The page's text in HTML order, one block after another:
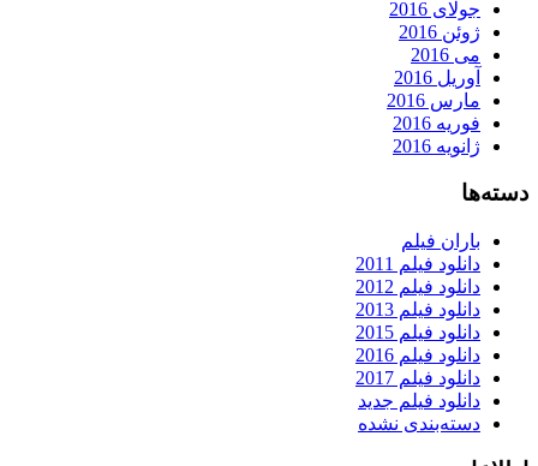
جولای 2016
ژوئن 2016
می 2016
آوریل 2016
مارس 2016
فوریه 2016
ژانویه 2016
دسته‌ها
باران فیلم
دانلود فیلم 2011
دانلود فیلم 2012
دانلود فیلم 2013
دانلود فیلم 2015
دانلود فیلم 2016
دانلود فیلم 2017
دانلود فیلم جدید
دسته‌بندی نشده